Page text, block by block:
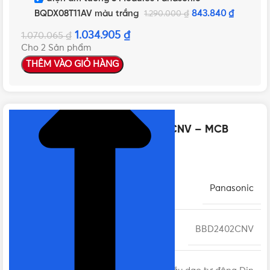
BQDX08T11AV màu trắng
1.290.000₫ 843.840 ₫
1.070.065₫ 1.034.905 ₫
Cho 2 Sản phẩm
THÊM VÀO GIỎ HÀNG
Thông số kỹ thuật của BBD2402CNV – MCB
Panasonic 2P 40A 6kA 240VAC
Panasonic
BBD2402CNV
NHẤN ĐỂ XEM TIẾP (THU GỌN)